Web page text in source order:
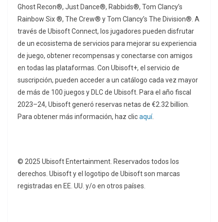
Ghost Recon®, Just Dance®, Rabbids®, Tom Clancy’s
Rainbow Six ®, The Crew® y Tom Clancy’s The Division®. A
través de Ubisoft Connect, los jugadores pueden disfrutar
de un ecosistema de servicios para mejorar su experiencia
de juego, obtener recompensas y conectarse con amigos
en todas las plataformas. Con Ubisoft+, el servicio de
suscripción, pueden acceder a un catálogo cada vez mayor
de más de 100 juegos y DLC de Ubisoft. Para el año fiscal
2023–24, Ubisoft generó reservas netas de €2.32 billion.
Para obtener más información, haz clicaquí.
© 2025 Ubisoft Entertainment. Reservados todos los
derechos. Ubisoft y el logotipo de Ubisoft son marcas
registradas en EE. UU. y/o en otros países.